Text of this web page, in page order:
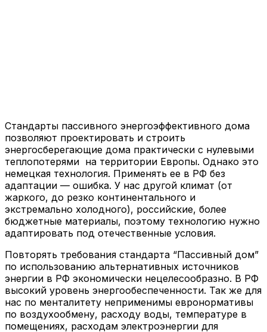
Стандарты пассивного энергоэффективного дома
позволяют проектировать и строить
энергосберегающие дома практически с нулевыми
теплопотерями на территории Европы. Однако это
немецкая технология. Применять ее в РФ без
адаптации — ошибка. У нас другой климат (от
жаркого, до резко континентального и
экстремально холодного), российские, более
бюджетные материалы, поэтому технологию нужно
адаптировать под отечественные условия.
Повторять требования стандарта “Пассивный дом”
по использованию альтернативных источников
энергии в РФ экономически нецелесообразно. В РФ
высокий уровень энергообеспеченности. Так же для
нас по менталитету неприменимы евронормативы
по воздухообмену, расходу воды, температуре в
помещениях, расходам электроэнергии для